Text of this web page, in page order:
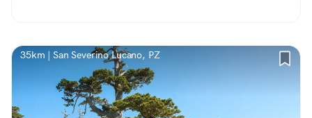
35km | San Severino Lucano, PZ